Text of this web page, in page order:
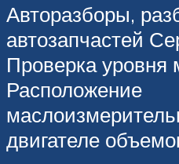
Авторазборы,
автозапчастей
Проверка уровня
Расположение
двигателе